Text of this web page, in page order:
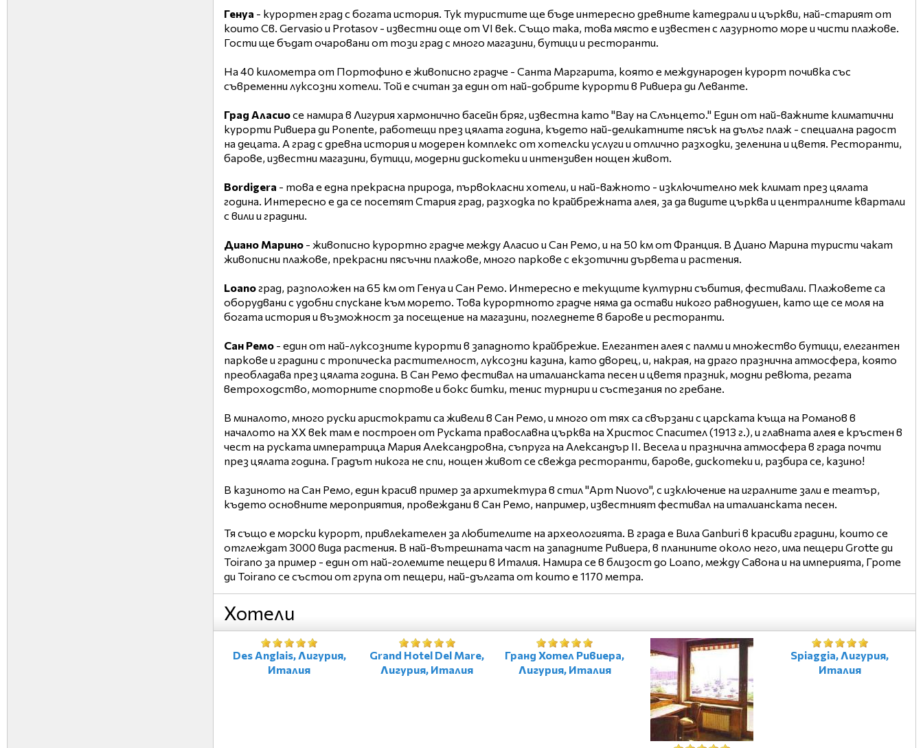
Генуа - курортен град с богата история. Тук туристите ще бъде интересно древните катедрали и църкви, най-старият от
които Св. Gervasio и Protasov - известни още от VI век. Също така, това място е известен с лазурното море и чисти плажове.
Гости ще бъдат очаровани от този град с много магазини, бутици и ресторанти.
На 40 километра от Портофино е живописно градче - Санта Маргарита, която е международен курорт почивка със
съвременни луксозни хотели. Той е считан за един от най-добрите курорти в Ривиера ди Леванте.
Град Аласиосе намира в Лигурия хармонично басейн бряг, известна като "Bay на Слънцето." Един от най-важните климатични
курорти Ривиера ди Ponente, работещи през цялата година, където най-деликатните пясък на дълъг плаж - специална радост
на децата. А град с древна история и модерен комплекс от хотелски услуги и отлично разходки, зеленина и цветя. Ресторанти,
барове, известни магазини, бутици, модерни дискотеки и интензивен нощен живот.
Bordigera - това е една прекрасна природа, първокласни хотели, и най-важното - изключително мек климат през цялата
година. Интересно е да се посетят Стария град, разходка по крайбрежната алея, за да видите църква и централните квартали
с вили и градини.
Диано Марино - живописно курортно градче между Аласио и Сан Ремо, и на 50 км от Франция. В Диано Марина туристи чакат
живописни плажове, прекрасни пясъчни плажове, много паркове с екзотични дървета и растения.
Loanoград, разположен на 65 км от Генуа и Сан Ремо. Интересно е текущите културни събития, фестивали. Плажовете са
оборудвани с удобни спускане към морето. Това курортното градче няма да остави никого равнодушен, като ще се моля на
богата история и възможност за посещение на магазини, погледнете в барове и ресторанти.
Сан Ремо - един от най-луксозните курорти в западното крайбрежие. Елегантен алея с палми и множество бутици, елегантен
паркове и градини с тропическа растителност, луксозни казина, като дворец, и, накрая, на драго празнична атмосфера, която
преобладава през цялата година. В Сан Ремо фестивал на италианската песен и цветя празник, модни ревюта, регата
ветроходство, моторните спортове и бокс битки, тенис турнири и състезания по гребане.
В миналото, много руски аристократи са живели в Сан Ремо, и много от тях са свързани с царската къща на Романов в
началото на ХХ век там е построен от Руската православна църква на Христос Спасител (1913 г.), и главната алея е кръстен в
чест на руската императрица Мария Александровна, съпруга на Александър II. Весела и празнична атмосфера в града почти
през цялата година. Градът никога не спи, нощен живот се свежда ресторанти, барове, дискотеки и, разбира се, казино!
В казиното на Сан Ремо, един красив пример за архитектура в стил "Арт Nuovo", с изключение на игралните зали е театър,
където основните мероприятия, провеждани в Сан Ремо, например, известният фестивал на италианската песен.
Тя също е морски курорт, привлекателен за любителите на археологията. В града е Вила Ganburi в красиви градини, които се
отглеждат 3000 вида растения. В най-вътрешната част на западните Ривиера, в планините около него, има пещери Grotte ди
Toirano за пример - един от най-големите пещери в Италия. Намира се в близост до Loano, между Савона и на империята, Гроте
ди Toirano се състои от група от пещери, най-дългата от които е 1170 метра.
Хотели
Des Anglais, Лигурия,
Италия
Grand Hotel Del Mare,
Лигурия, Италия
Гранд Хотел Ривиера,
Лигурия, Италия
Spiaggia, Лигурия,
Италия